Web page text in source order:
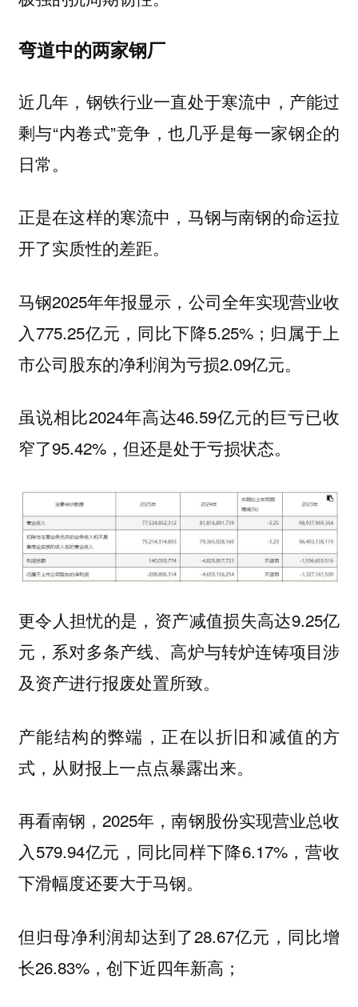
弯道中的两家钢厂
近几年，钢铁行业一直处于寒流中，产能过
剩与“内卷式”竞争，也几乎是每一家钢企的
日常。
正是在这样的寒流中，马钢与南钢的命运拉
开了实质性的差距。
马钢2025年年报显示，公司全年实现营业收
入775.25亿元，同比下降5.25%；归属于上
市公司股东的净利润为亏损2.09亿元。
虽说相比2024年高达46.59亿元的巨亏已收
窄了95.42%，但还是处于亏损状态。
更令人担忧的是，资产减值损失高达9.25亿
元，系对多条产线、高炉与转炉连铸项目涉
及资产进行报废处置所致。
产能结构的弊端，正在以折旧和减值的方
式，从财报上一点点暴露出来。
再看南钢，2025年，南钢股份实现营业总收
入579.94亿元，同比同样下降6.17%，营收
下滑幅度还要大于马钢。
但归母净利润却达到了28.67亿元，同比增
长26.83%，创下近四年新高；